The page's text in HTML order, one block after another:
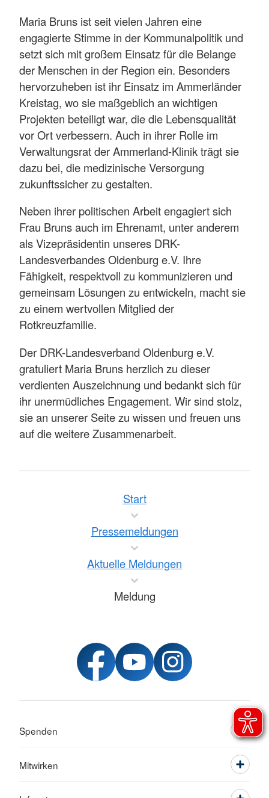
Maria Bruns ist seit vielen Jahren eine
engagierte Stimme in der Kommunalpolitik und
setzt sich mit großem Einsatz für die Belange
der Menschen in der Region ein. Besonders
hervorzuheben ist ihr Einsatz im Ammerländer
Kreistag, wo sie maßgeblich an wichtigen
Projekten beteiligt war, die die Lebensqualität
vor Ort verbessern. Auch in ihrer Rolle im
Verwaltungsrat der Ammerland-Klinik trägt sie
dazu bei, die medizinische Versorgung
zukunftssicher zu gestalten.
Neben ihrer politischen Arbeit engagiert sich
Frau Bruns auch im Ehrenamt, unter anderem
als Vizepräsidentin unseres DRK-
Landesverbandes Oldenburg e.V. Ihre
Fähigkeit, respektvoll zu kommunizieren und
gemeinsam Lösungen zu entwickeln, macht sie
zu einem wertvollen Mitglied der
Rotkreuzfamilie.
Der DRK-Landesverband Oldenburg e.V.
gratuliert Maria Bruns herzlich zu dieser
verdienten Auszeichnung und bedankt sich für
ihr unermüdliches Engagement. Wir sind stolz,
sie an unserer Seite zu wissen und freuen uns
auf die weitere Zusammenarbeit.
Start
Pressemeldungen
Aktuelle Meldungen
Meldung
Spenden
Mitwirken